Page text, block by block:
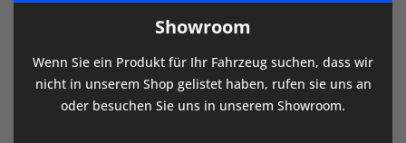
Showroom
Wenn Sie ein Produkt für Ihr Fahrzeug suchen, dass wir
nicht in unserem Shop gelistet haben, rufen sie uns an
oder besuchen Sie uns in unserem Showroom.